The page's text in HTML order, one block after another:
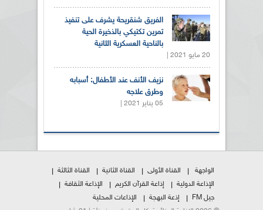
الفريق شنقريحة يشرف على تنفيذ
تمرين تكتيكي بالذخيرة الحية
بالناحية العسكرية الثانية
20 مايو 2021 |
نزيف الأنف عند الأطفال: أسبابه
وطرق علاجه
05 يناير 2021 |
الواجهة القناة الأولى القناة الثانية
القناة الثالثة
الإذاعة الدولية
إذاعة القرآن الكريم
الإذاعة الثقافة
جيل FM
إذعة البهجة
الإذاعات المحلية